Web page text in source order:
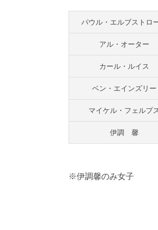
パウル・エルブストロ
アル・オーター
カール・ルイス
ベン・エインズリー
マイケル・フェルプ
伊調 馨
※伊調馨のみ女子